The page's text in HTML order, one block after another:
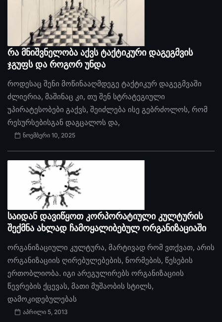
რა მნიშვნელობა აქვს ტაქტიკური დაგეგმვის
ჯგუფს და როგორ უნდა
როდესაც შენი მოწინააღმდეგე ტაქტიკურ დაგეგმვაში
ძლიერია, მაშინაც კი, თუ შენ სტრატეგიული
უპირატესობები გაქვს, შეიძლება ისე გებრძოლოს, რომ
რესურსებისგან დაგცალოს და,
ნოემბერი 10, 2025
საიდან დავიწყოთ კორპორატიული კულტურის
შექმნა ახლად ჩამოყალიბებულ ორგანიზაციაში
ორგანიზაციული კულტურა, მარტივად რომ ვთქვათ, არის
ორგანიზაციის ღირებულებების, ნორმების, წესების
ერთობლიობა. იგი არეგულირებს ორგანიზაციის
წევრების ქცევას, მათი მუშაობის სტილს,
დამოკიდებულებას
აპრილი 5, 2013